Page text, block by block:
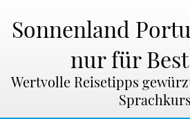
Inhalt
springen
Sonnenland
nur für
Wertvolle Reisetipps
Sprachkurs